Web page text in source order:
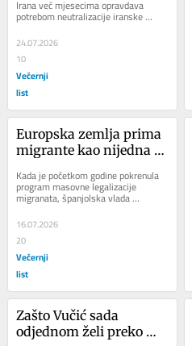
Irana već mjesecima opravdava
potrebom neutralizacije iranske
nuklearne prijetnje i sprečavanja
Irana da proizvede...
24.07.2026
10
Večernji
list
Europska zemlja prima
migrante kao nijedna
nestati 90.000 barova i
220.000 farmi'
Kada je početkom godine pokrenula
program masovne legalizacije
migranata, španjolska vlada
očekivala je da će se prijaviti oko
pola milijuna...
16.07.2026
20
Večernji
list
Zašto Vučić sada
odjednom želi preko